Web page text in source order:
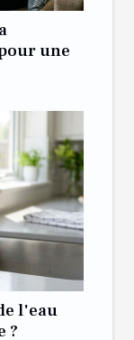
une
l'eau
?